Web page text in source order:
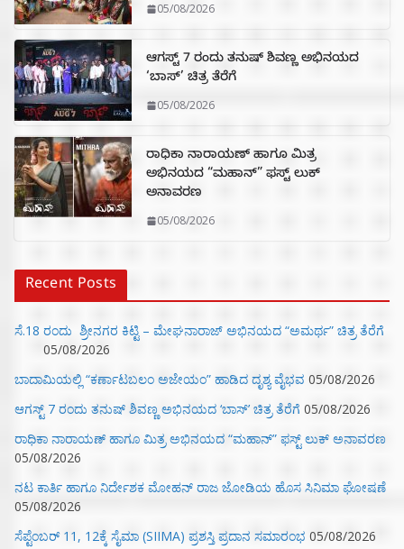
05/08/2026
ಆಗಸ್ಟ್ 7 ರಂದು ತನುಷ್ ಶಿವಣ್ಣ ಅಭಿನಯದ
‘ಬಾಸ್’ ಚಿತ್ರ ತೆರೆಗೆ
05/08/2026
ರಾಧಿಕಾ ನಾರಾಯಣ್ ಹಾಗೂ ಮಿತ್ರ
ಅಭಿನಯದ “ಮಹಾನ್” ಫಸ್ಟ್ ಲುಕ್
ಅನಾವರಣ
05/08/2026
Recent Posts
ಸೆ.18 ರಂದು ಶ್ರೀನಗರ ಕಿಟ್ಟಿ – ಮೇಘನಾರಾಜ್ ಅಭಿನಯದ “ಅಮರ್ಥ” ಚಿತ್ರ ತೆರೆಗೆ
05/08/2026
ಬಾದಾಮಿಯಲ್ಲಿ “ಕರ್ಣಾಟಬಲಂ ಅಜೇಯಂ” ಹಾಡಿದ ದೃಶ್ಯ ವೈಭವ 05/08/2026
ಆಗಸ್ಟ್ 7 ರಂದು ತನುಷ್ ಶಿವಣ್ಣ ಅಭಿನಯದ ‘ಬಾಸ್’ ಚಿತ್ರ ತೆರೆಗೆ 05/08/2026
ರಾಧಿಕಾ ನಾರಾಯಣ್ ಹಾಗೂ ಮಿತ್ರ ಅಭಿನಯದ “ಮಹಾನ್” ಫಸ್ಟ್ ಲುಕ್ ಅನಾವರಣ
05/08/2026
ನಟ ಕಾರ್ತಿ ಹಾಗೂ ನಿರ್ದೇಶಕ ಮೋಹನ್ ರಾಜ ಜೋಡಿಯ ಹೊಸ ಸಿನಿಮಾ ಘೋಷಣೆ
05/08/2026
ಸೆಪ್ಟೆಂಬರ್ 11, 12ಕ್ಕೆ ಸೈಮಾ (SIIMA) ಪ್ರಶಸ್ತಿ ಪ್ರದಾನ ಸಮಾರಂಭ 05/08/2026